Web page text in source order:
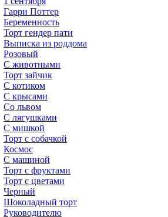
Гарри Поттер
Беременность
Торт гендер пати
Выписка из роддома
Розовый
С животными
Торт зайчик
С котиком
С крысами
Со львом
С лягушками
С мишкой
Торт с собачкой
Космос
С машиной
Торт с фруктами
Торт с цветами
Черный
Шоколадный торт
Руководителю